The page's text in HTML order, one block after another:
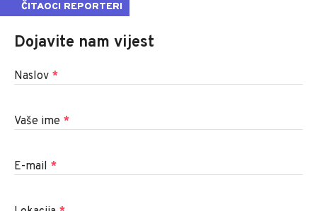
ČITAOCI REPORTERI
Dojavite nam vijest
Naslov *
Vaše ime *
E-mail *